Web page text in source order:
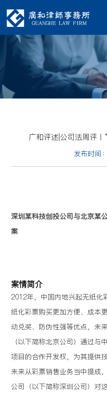
广和评述|公司法周评丨
发布时间
深圳某科技创投公司与北京某
案
案情简介
2012年，中国内地兴起无纸化
纸化彩票购买更加方便、成本
动兑奖、防伪性强等优点，未
（以下简称北京公司）通过
项目的合作开发权，为其提供
未来从彩票销售业务当中提成
公司（以下简称深圳公司）对